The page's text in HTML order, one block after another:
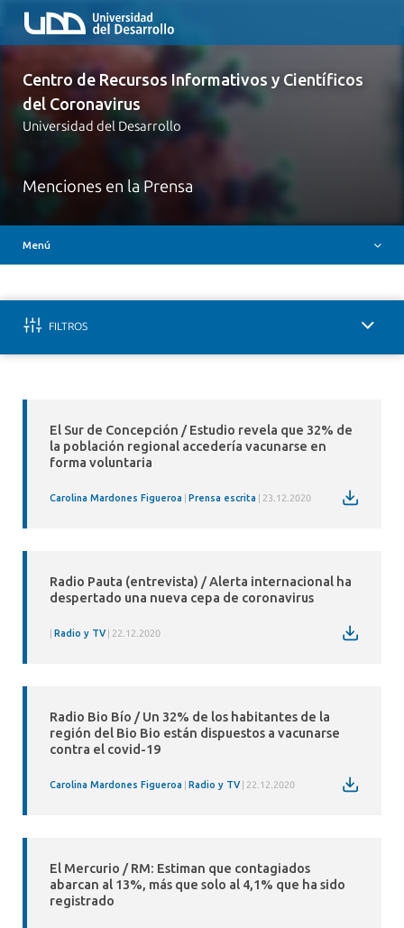
Centro de Recursos Informativos y Científicos
del Coronavirus
Universidad del Desarrollo
Menciones en la Prensa
Menú
Inicio
Iniciativas UDD Covid-19
Claves para entender la enfermedad
Canales oficiales de comunicación
Videos
FILTROS
El Sur de Concepción / Estudio revela que 32% de
la población regional accedería vacunarse en
forma voluntaria
Carolina Mardones Figueroa Prensa escrita 23.12.2020
Radio Pauta (entrevista) / Alerta internacional ha
despertado una nueva cepa de coronavirus
Radio y TV 22.12.2020
Radio Bio Bío / Un 32% de los habitantes de la
región del Bio Bio están dispuestos a vacunarse
contra el covid-19
Carolina Mardones Figueroa Radio y TV 22.12.2020
El Mercurio / RM: Estiman que contagiados
abarcan al 13%, más que solo al 4,1% que ha sido
registrado